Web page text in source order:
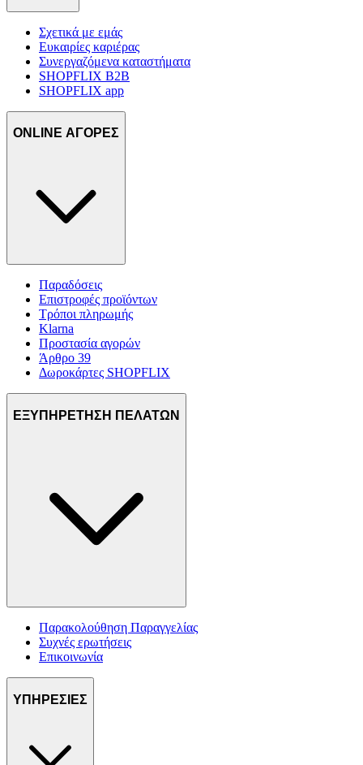
Σχετικά με εμάς
Ευκαιρίες καριέρας
Συνεργαζόμενα καταστήματα
SHOPFLIX B2B
SHOPFLIX app
ONLINE ΑΓΟΡΕΣ
Παραδόσεις
Επιστροφές προϊόντων
Τρόποι πληρωμής
Klarna
Προστασία αγορών
Άρθρο 39
Δωροκάρτες SHOPFLIX
ΕΞΥΠΗΡΕΤΗΣΗ ΠΕΛΑΤΩΝ
Παρακολούθηση Παραγγελίας
Συχνές ερωτήσεις
Επικοινωνία
ΥΠΗΡΕΣΙΕΣ